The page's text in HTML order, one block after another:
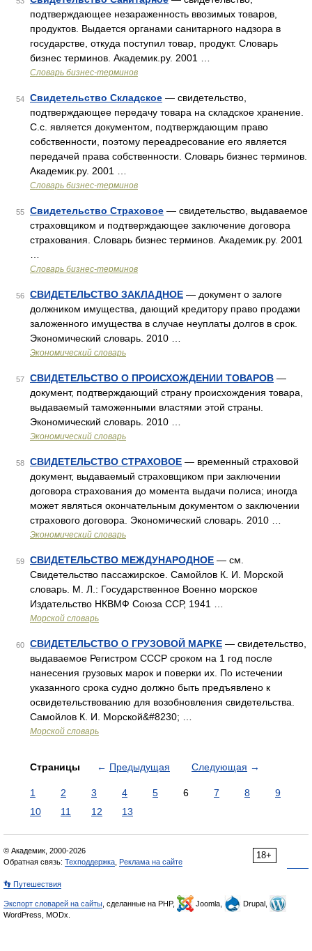
подтверждающее незараженность ввозимых товаров,
продуктов. Выдается органами санитарного надзора в
государстве, откуда поступил товар, продукт. Словарь
бизнес терминов. Академик.ру. 2001 …
Словарь бизнес-терминов
54 Свидетельство Складское — свидетельство,
подтверждающее передачу товара на складское хранение.
С.с. является документом, подтверждающим право
собственности, поэтому переадресование его является
передачей права собственности. Словарь бизнес терминов.
Академик.ру. 2001 …
Словарь бизнес-терминов
55 Свидетельство Страховое — свидетельство, выдаваемое
страховщиком и подтверждающее заключение договора
страхования. Словарь бизнес терминов. Академик.ру. 2001
Словарь бизнес-терминов
56 СВИДЕТЕЛЬСТВО ЗАКЛАДНОЕ — документ о залоге
должником имущества, дающий кредитору право продажи
заложенного имущества в случае неуплаты долгов в срок.
Экономический словарь. 2010 …
Экономический словарь
57 СВИДЕТЕЛЬСТВО О ПРОИСХОЖДЕНИИ ТОВАРОВ —
документ, подтверждающий страну происхождения товара,
выдаваемый таможенными властями этой страны.
Экономический словарь. 2010 …
Экономический словарь
58 СВИДЕТЕЛЬСТВО СТРАХОВОЕ — временный страховой
документ, выдаваемый страховщиком при заключении
договора страхования до момента выдачи полиса; иногда
может являться окончательным документом о заключении
страхового договора. Экономический словарь. 2010 …
Экономический словарь
59 СВИДЕТЕЛЬСТВО МЕЖДУНАРОДНОЕ — см.
Свидетельство пассажирское. Самойлов К. И. Морской
словарь. М. Л.: Государственное Военно морское
Издательство НКВМФ Союза ССР, 1941 …
Морской словарь
60 СВИДЕТЕЛЬСТВО О ГРУЗОВОЙ МАРКЕ — свидетельство,
выдаваемое Регистром СССР сроком на 1 год после
нанесения грузовых марок и поверки их. По истечении
указанного срока судно должно быть предъявлено к
освидетельствованию для возобновления свидетельства.
Самойлов К. И. Морской&#8230; …
Морской словарь
Страницы ← Предыдущая Следующая →
1 2 3 4 5 6 7 8
9
10
11 12 13
18+
© Академик, 2000-2026
Обратная связь: Техподдержка Реклама на сайте
👣 Путешествия
Экспорт словарей на сайты , сделанные на PHP, Joomla,
Drupal,
WordPress, MODx.